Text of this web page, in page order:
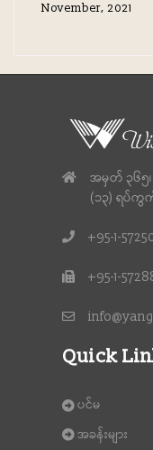
November, 2021
အမှတ် ၃၆၅၊
(၁၃) ရပ်ကွ
+95-1-
+95-1-
Quick
ပင်မ
အခန်းများ